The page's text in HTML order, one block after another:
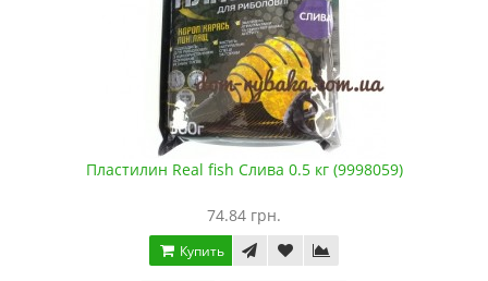
Пластилин Real fish Слива 0.5 кг (9998059)
74.84 грн.
Купить